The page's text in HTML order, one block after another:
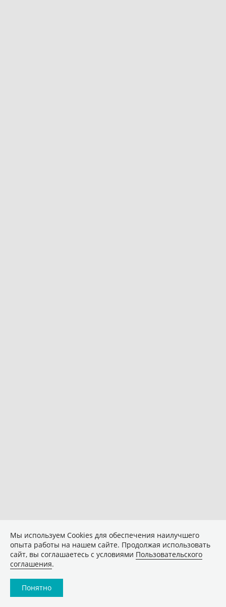
Мы используем Сookies для обеспечения наилучшего
опыта работы на нашем сайте. Продолжая использовать
сайт, вы соглашаетесь с условиями Пользовательского
соглашения.
Понятно